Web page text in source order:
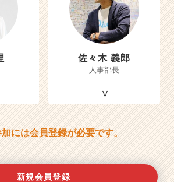
佐々木 義郎
人事部長
には会員登録が必要です。
新規会員登録